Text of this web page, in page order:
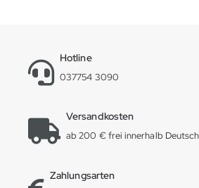
Hotline
037754 3090
Versandkosten
ab 200 € frei innerhalb
Zahlungsarten